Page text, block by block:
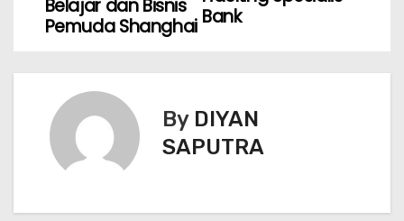
Bank
Belajar dan Bisnis
Pemuda Shanghai
By DIYAN
SAPUTRA